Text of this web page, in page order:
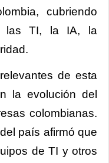
cubriendo
las TI, la IA, la
de esta
la evolución del
colombianas.
país afirmó que
de TI y otros